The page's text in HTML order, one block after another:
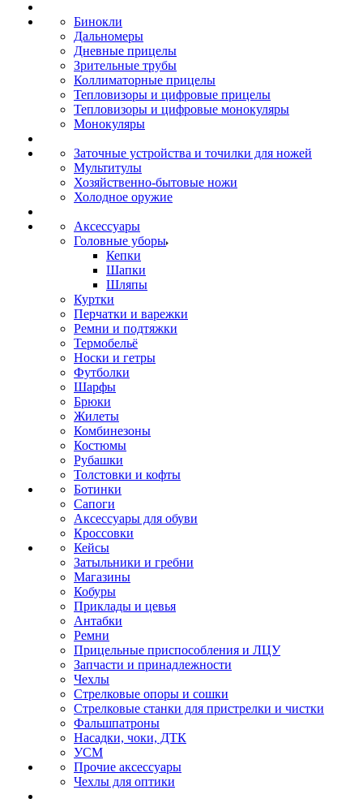
Бинокли
Дальномеры
Дневные прицелы
Зрительные трубы
Коллиматорные прицелы
Тепловизоры и цифровые прицелы
Тепловизоры и цифровые монокуляры
Монокуляры
Заточные устройства и точилки для ножей
Мультитулы
Хозяйственно-бытовые ножи
Холодное оружие
Аксессуары
Головные уборы
Кепки
Шапки
Шляпы
Куртки
Перчатки и варежки
Ремни и подтяжки
Термобельё
Носки и гетры
Футболки
Шарфы
Брюки
Жилеты
Комбинезоны
Костюмы
Рубашки
Толстовки и кофты
Ботинки
Сапоги
Аксессуары для обуви
Кроссовки
Кейсы
Затыльники и гребни
Магазины
Кобуры
Приклады и цевья
Антабки
Ремни
Прицельные приспособления и ЛЦУ
Запчасти и принадлежности
Чехлы
Стрелковые опоры и сошки
Стрелковые станки для пристрелки и чистки
Фальшпатроны
Насадки, чоки, ДТК
УСМ
Прочие аксессуары
Чехлы для оптики